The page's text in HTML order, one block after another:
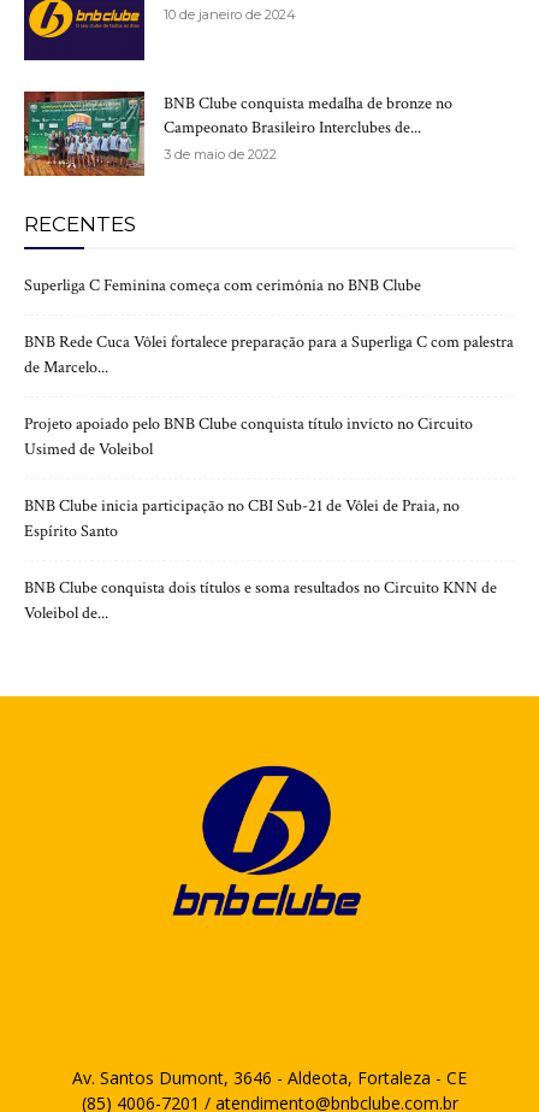
10 de janeiro de 2024
BNB Clube conquista medalha de bronze no
Campeonato Brasileiro Interclubes de...
3 de maio de 2022
RECENTES
Superliga C Feminina começa com cerimônia no BNB Clube
BNB Rede Cuca Vôlei fortalece preparação para a Superliga C com palestra
de Marcelo...
Projeto apoiado pelo BNB Clube conquista título invicto no Circuito
Usimed de Voleibol
BNB Clube inicia participação no CBI Sub-21 de Vôlei de Praia, no
Espírito Santo
BNB Clube conquista dois títulos e soma resultados no Circuito KNN de
Voleibol de...
Av. Santos Dumont, 3646 - Aldeota, Fortaleza - CE
(85) 4006-7201 / atendimento@bnbclube.com.br